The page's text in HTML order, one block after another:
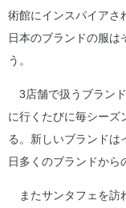
術館にインスパイアさ
日本のブランドの服
う。
3店舗で扱うブラン
に行くたびに毎シーズ
る。新しいブランドは
日多くのブランドから
またサンタフェを訪